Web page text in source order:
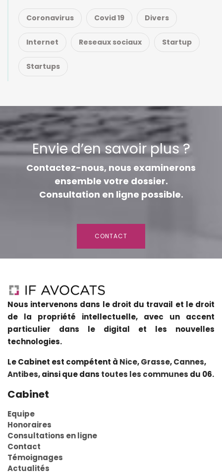
Coronavirus Covid 19 Divers
Internet Reseaux sociaux Startup
Startups
Envie d’en savoir plus ?
Contactez-nous, nous examinerons
ensemble votre dossier.
Consultation en ligne possible.
CONTACT
Nous intervenons dans le droit du travail et le droit
de la propriété intellectuelle, avec un accent
particulier dans le digital et les nouvelles
technologies.
Le Cabinet est compétent à Nice,Grasse,Cannes,
Antibes, ainsi que dans toutes les communes du 06.
Cabinet
Equipe
Honoraires
Consultations en ligne
Contact
Témoignages
Actualités